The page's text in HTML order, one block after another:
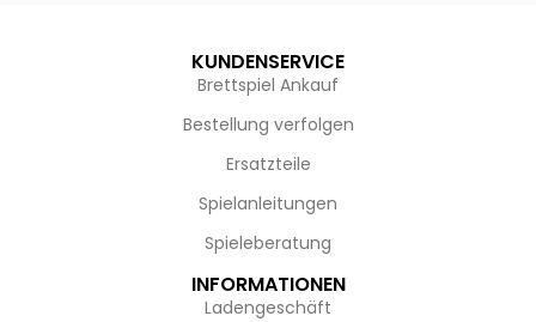
KUNDENSERVICE
Brettspiel Ankauf
Bestellung verfolgen
Ersatzteile
Spielanleitungen
Spieleberatung
INFORMATIONEN
Ladengeschäft